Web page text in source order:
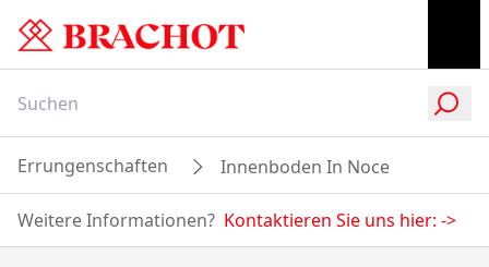
Errungenschaften Innenboden In Noce
Weitere Informationen? Kontaktieren Sie uns hier: ->